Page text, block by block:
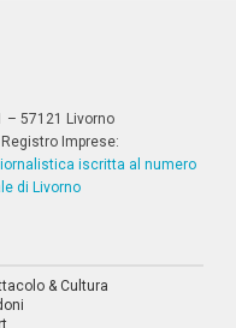
– 57121 Livorno
Registro Imprese:
iscritta al numero
di Livorno
& Cultura